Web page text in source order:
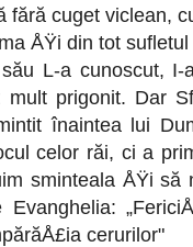
fără cuget viclean,
ÅŸi din tot
L-a cu­noscut,
prigonit. Dar
înain­tea lui
celor răi, ci a
sminteala ÅŸi să
cerurilor"